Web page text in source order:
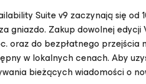
Suite v9 zaczynają się
gniazdo. Zakup dowolnej
oraz do bezpłatnego
w lokalnych cenach. Aby
bieżących wiadomości o